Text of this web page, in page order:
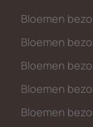
Bloemen
Bloemen
Bloemen
Bloemen
Bloemen